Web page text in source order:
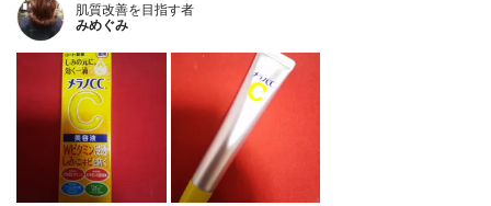
肌質改善を目指す者
みめぐみ